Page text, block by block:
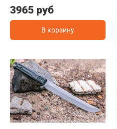
3965 руб
В корзину